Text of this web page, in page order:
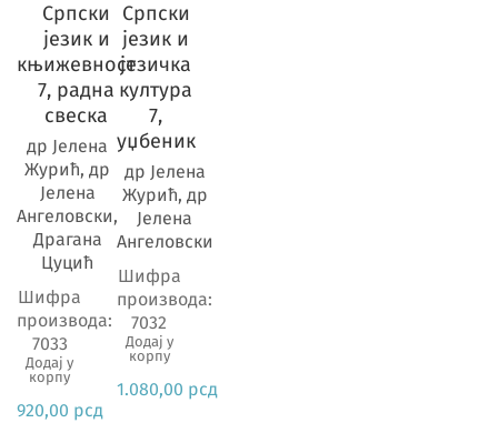
Српски
језик и
књижевност
7, радна
свеска
др Јелена
Журић, др
Јелена
Ангеловски,
Драгана
Цуцић
Шифра
производа:
7033
Додај у
корпу
920,00 рсд
Српски
језик и
језичка
култура
7,
уџбеник
др Јелена
Журић, др
Јелена
Ангеловски
Шифра
производа:
7032
Додај у
корпу
1.080,00 рсд